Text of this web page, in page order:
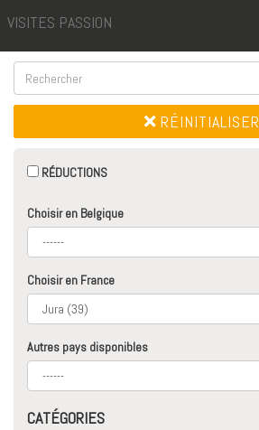
VISITES PASSION
RÉINITIALISER
RÉDUCTIONS
Choisir en Belgique
Choisir en France
Autres pays disponibles
CATÉGORIES